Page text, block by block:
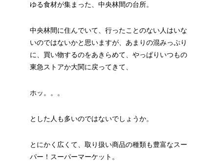
ゆる食材が集まった、中央林間の台所。
中央林間に住んでいて、行ったことのない人はいな
いのではないかと思いますが、あまりの混みっぷり
に、買い物するのをあきらめて、やっぱりいつもの
東急ストアか大関に戻ってきて、
ホッ。。。
とした人も多いのではないでしょうか。
とにかく広くて、取り扱い商品の種類も豊富なスー
パー！スーパーマーケット。